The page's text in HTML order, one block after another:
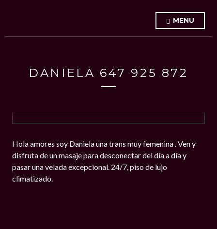
MENU
DANIELA 647 925 872
Hola amores soy Daniela una trans muy femenina . Ven y
disfruta de un masaje para desconectar del día a día y
pasar una velada excepcional. 24/7, piso de lujo
climatizado.